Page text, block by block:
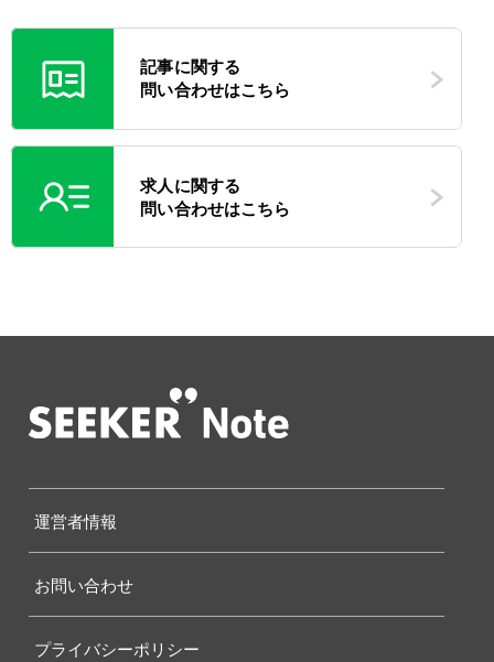
記事に関する
問い合わせはこちら
求人に関する
問い合わせはこちら
運営者情報
お問い合わせ
プライバシーポリシー